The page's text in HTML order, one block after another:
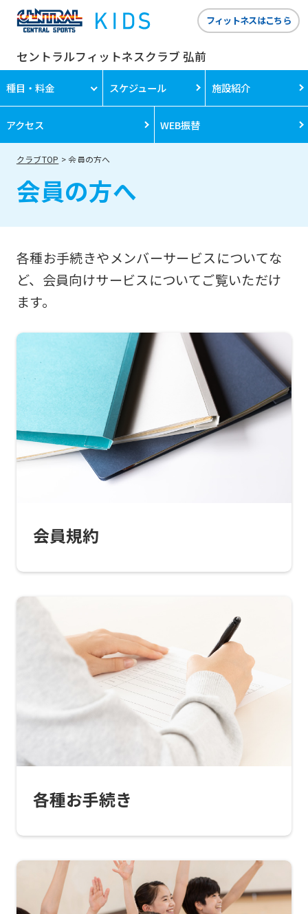
セントラルフィットネスクラブ 弘前
フィットネスはこちら
種目・料金 スケジュール 施設紹介
アクセス WEB振替
クラブTOP 会員の方へ
会員の方へ
各種お手続きやメンバーサービスについてな
ど、会員向けサービスについてご覧いただけ
ます。
会員規約
各種お手続き
For
foreigners
website
automatically
translated
into
English.
Click
the
below
translation)
return
to